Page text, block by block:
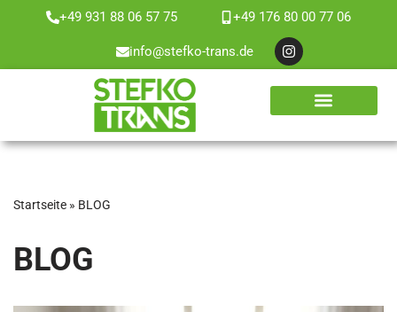
Inhalt
+49 931 88 06 57 75 +49 176 80 00 77 06
info@stefko-trans.de
Startseite » BLOG
BLOG